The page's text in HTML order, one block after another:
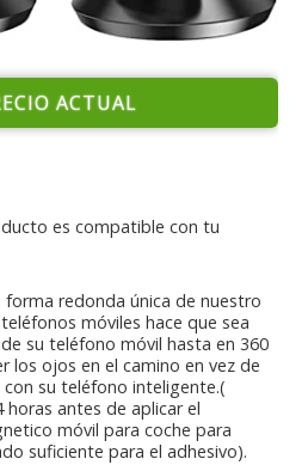
ACTUAL
es compatible con tu
forma redonda única de nuestro
móviles hace que sea
su teléfono móvil hasta en 360
los ojos en el camino en vez de
su teléfono inteligente.(
antes de aplicar el
móvil para coche para
suficiente para el adhesivo).